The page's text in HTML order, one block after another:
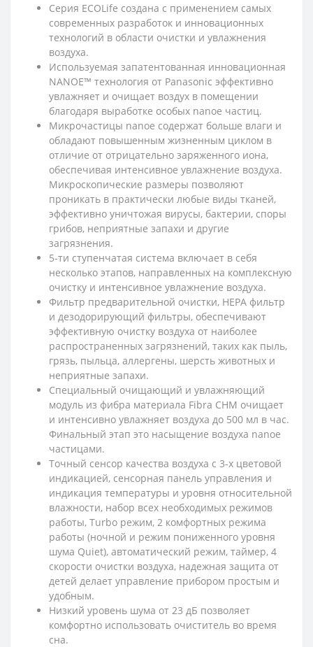
Cерия ECOLife создана с применением самых
современных разработок и инновационных
технологий в области очистки и увлажнения
воздуха.
Используемая запатентованная инновационная
NANOE™ технология от Panasonic эффективно
увлажняет и очищает воздух в помещении
благодаря выработке особых nanoe частиц.
Микрочастицы nanoe содержат больше влаги и
обладают повышенным жизненным циклом в
отличие от отрицательно заряженного иона,
обеспечивая интенсивное увлажнение воздуха.
Микроскопические размеры позволяют
проникать в практически любые виды тканей,
эффективно уничтожая вирусы, бактерии, споры
грибов, неприятные запахи и другие
загрязнения.
5-ти ступенчатая система включает в себя
несколько этапов, направленных на комплексную
очистку и интенсивное увлажнение воздуха.
Фильтр предварительной очистки, HEPA фильтр
и дезодорирующий фильтры, обеспечивают
эффективную очистку воздуха от наиболее
распространенных загрязнений, таких как пыль,
грязь, пыльца, аллергены, шерсть животных и
неприятные запахи.
Специальный очищающий и увлажняющий
модуль из фибра материала Fibra CHM очищает
и интенсивно увлажняет воздуха до 500 мл в час.
Финальный этап это насыщение воздуха nanoe
частицами.
Точный сенсор качества воздуха с 3-х цветовой
индикацией, сенсорная панель управления и
индикация температуры и уровня относительной
влажности, набор всех необходимых режимов
работы, Turbo режим, 2 комфортных режима
работы (ночной и режим пониженного уровня
шума Quiet), автоматический режим, таймер, 4
скорости очистки воздуха, надежная защита от
детей делает управление прибором простым и
удобным.
Низкий уровень шума от 23 дБ позволяет
комфортно использовать очиститель во время
сна.